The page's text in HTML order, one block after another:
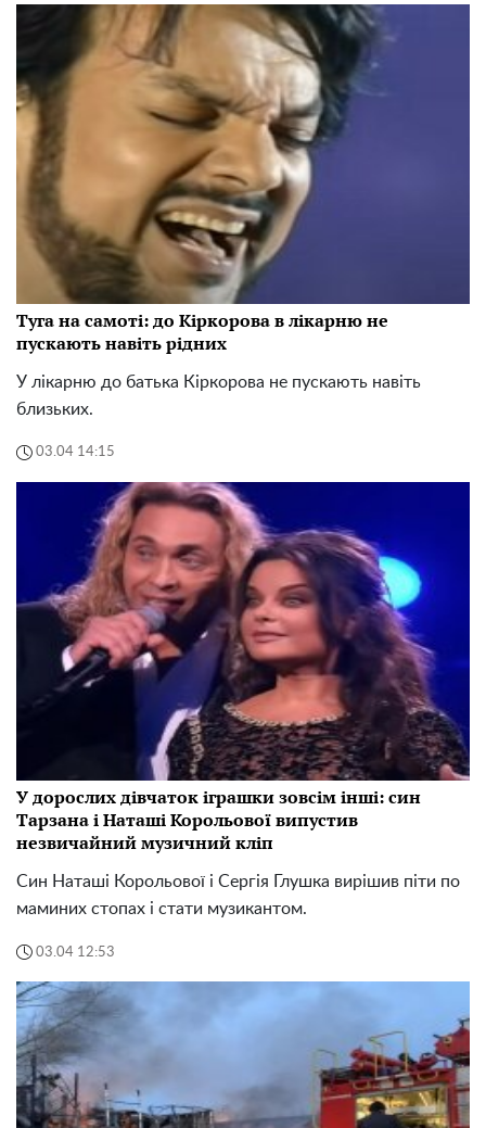
Туга на самоті: до Кіркорова в лікарню не
пускають навіть рідних
У лікарню до батька Кіркорова не пускають навіть
близьких.
03.04 14:15
У дорослих дівчаток іграшки зовсім інші: син
Тарзана і Наташі Корольової випустив
незвичайний музичний кліп
Син Наташі Корольової і Сергія Глушка вирішив піти по
маминих стопах і стати музикантом.
03.04 12:53